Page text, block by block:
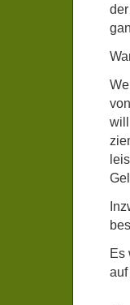
will
Es